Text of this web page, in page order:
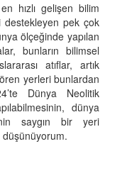
hızlı gelişen bilim
destekleyen pek çok
ölçeğinde yapılan
bunların bilimsel
atıflar, artık
yerleri bunlardan
Dünya Neolitik
dünya
saygın bir yeri
düşünüyorum.